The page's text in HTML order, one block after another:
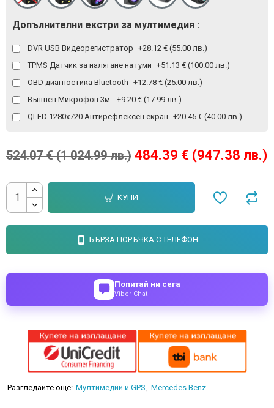
484.39 € (947.38 лв.)
524.07 € (1 024.99 лв.)
Допълнителни екстри за мултимедия :
DVR USB Видеорегистратор +28.12 € (55.00 лв.)
TPMS Датчик за налягане на гуми +51.13 € (100.00 лв.)
OBD диагностика Bluetooth +12.78 € (25.00 лв.)
Външен Микрофон 3м.
+9.20 € (17.99 лв.)
QLED 1280x720 Антирефлексен екран +20.45 € (40.00 лв.)
КУПИ
БЪРЗА ПОРЪЧКА С ТЕЛЕФОН
Попитай ни сега
Viber Chat
Разгледайте още: Мултимедии и GPS Mercedes Benz